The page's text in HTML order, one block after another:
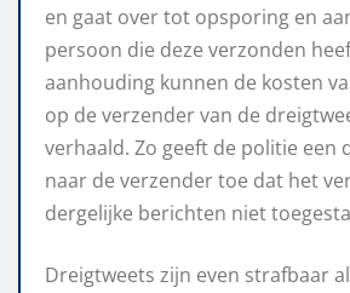
en gaat over tot opsporing en
persoon die deze verzonden
aanhouding kunnen de kosten
op de verzender van de
verhaald. Zo geeft de politie een
naar de verzender toe dat het
dergelijke berichten niet
Dreigtweets zijn even strafbaar